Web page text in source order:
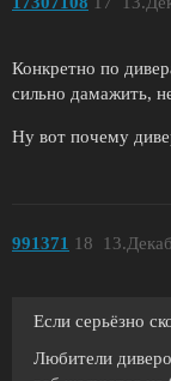
Конкретно по
сильно дамажить,
Ну вот почему
991371 18
Если серьёзно
Любители